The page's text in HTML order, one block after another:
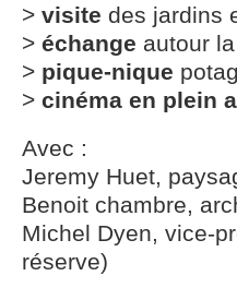
> visite des jardins
> échange autour
> pique-nique
> cinéma en plein
Avec :
Jeremy Huet,
Benoit chambre,
Michel Dyen, vice-
réserve)